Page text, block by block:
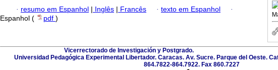
· resumo em Espanhol | Inglês | Francês · texto em Espanhol
·
Espanhol (
pdf )
Vicerrectorado de Investigación y Postgrado.
Universidad Pedagógica Experimental Libertador. Caracas. Av. Sucre. Parque del Oeste.
864.7822-864.7922. Fax 860.7227